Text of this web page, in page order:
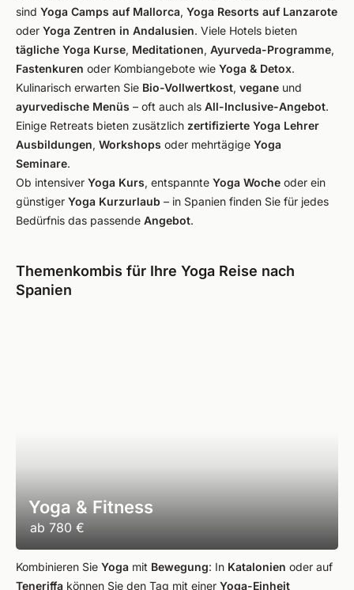
sind Yoga Camps auf Mallorca, Yoga Resorts auf Lanzarote
oder Yoga Zentren in Andalusien. Viele Hotels bieten
tägliche Yoga Kurse, Meditationen, Ayurveda-Programme,
Fastenkuren oder Kombiangebote wie Yoga & Detox.
Kulinarisch erwarten Sie Bio-Vollwertkost, vegane und
ayurvedische Menüs – oft auch als All-Inclusive-Angebot.
Einige Retreats bieten zusätzlich zertifizierte Yoga Lehrer
Ausbildungen, Workshops oder mehrtägige Yoga
Seminare.
Ob intensiver Yoga Kurs, entspannte Yoga Woche oder ein
günstiger Yoga Kurzurlaub – in Spanien finden Sie für jedes
Bedürfnis das passende Angebot.
Themenkombis für Ihre Yoga Reise nach
Spanien
Yoga & Fitness
ab 780 €
Kombinieren Sie Yoga mit Bewegung: In Katalonien oder auf
Teneriffa können Sie den Tag mit einer Yoga-Einheit